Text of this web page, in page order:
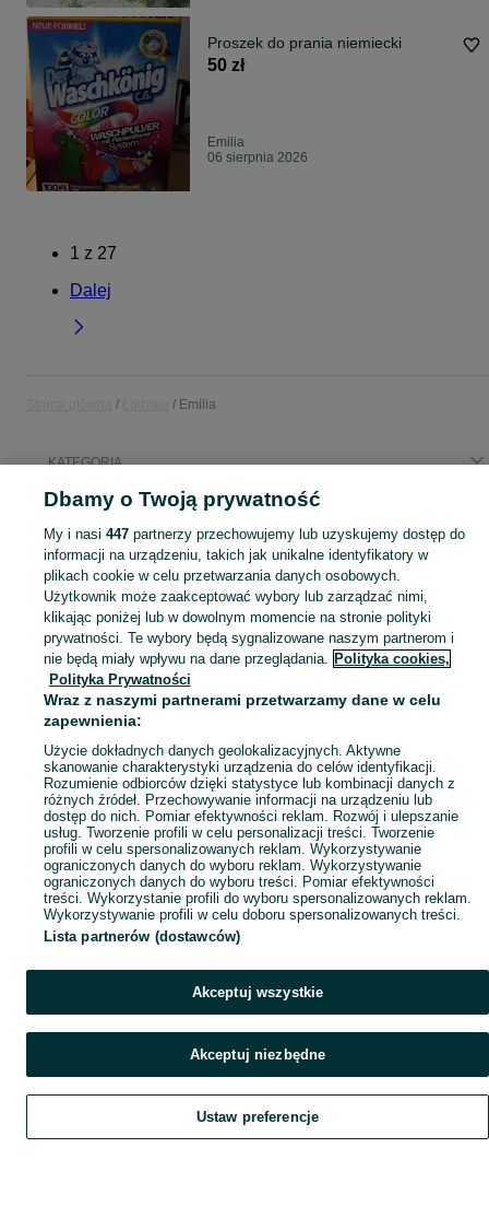
Proszek do prania niemiecki
50 zł
Emilia
06 sierpnia 2026
1 z 27
Dalej
Emilia
KATEGORIA
Popularne wyszukiwania
działka nad rzeką
Skorzystaj z największego serwisu ogłoszeniowego - Emilia i okolice! Kupuj to, czego pragniesz i sprzedawaj to, czego już nie potrzebujesz! Zobacz
Mapa kategorii
Mapa miejscowości
Szukaj Obserwujesz Dodaj Czat Konto
Dbamy o Twoją prywatność
My i nasi 447partnerzy przechowujemy lub uzyskujemy dostęp do
informacji na urządzeniu, takich jak unikalne identyfikatory w
plikach cookie w celu przetwarzania danych osobowych.
Użytkownik może zaakceptować wybory lub zarządzać nimi,
klikając poniżej lub w dowolnym momencie na stronie polityki
prywatności. Te wybory będą sygnalizowane naszym partnerom i
nie będą miały wpływu na dane przeglądania. Polityka cookies,
Polityka Prywatności
Wraz z naszymi partnerami przetwarzamy dane w celu
zapewnienia:
Użycie dokładnych danych geolokalizacyjnych. Aktywne
skanowanie charakterystyki urządzenia do celów identyfikacji.
Rozumienie odbiorców dzięki statystyce lub kombinacji danych z
różnych źródeł. Przechowywanie informacji na urządzeniu lub
dostęp do nich. Pomiar efektywności reklam. Rozwój i ulepszanie
usług. Tworzenie profili w celu personalizacji treści. Tworzenie
profili w celu spersonalizowanych reklam. Wykorzystywanie
ograniczonych danych do wyboru reklam. Wykorzystywanie
ograniczonych danych do wyboru treści. Pomiar efektywności
treści. Wykorzystanie profili do wyboru spersonalizowanych reklam.
Wykorzystywanie profili w celu doboru spersonalizowanych treści.
Lista partnerów (dostawców)
Akceptuj wszystkie
Akceptuj niezbędne
Ustaw preferencje